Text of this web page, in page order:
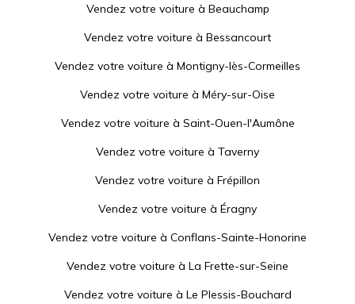
Vendez votre voiture à Beauchamp
Vendez votre voiture à Bessancourt
Vendez votre voiture à Montigny-lès-Cormeilles
Vendez votre voiture à Méry-sur-Oise
Vendez votre voiture à Saint-Ouen-l'Aumône
Vendez votre voiture à Taverny
Vendez votre voiture à Frépillon
Vendez votre voiture à Éragny
Vendez votre voiture à Conflans-Sainte-Honorine
Vendez votre voiture à La Frette-sur-Seine
Vendez votre voiture à Le Plessis-Bouchard